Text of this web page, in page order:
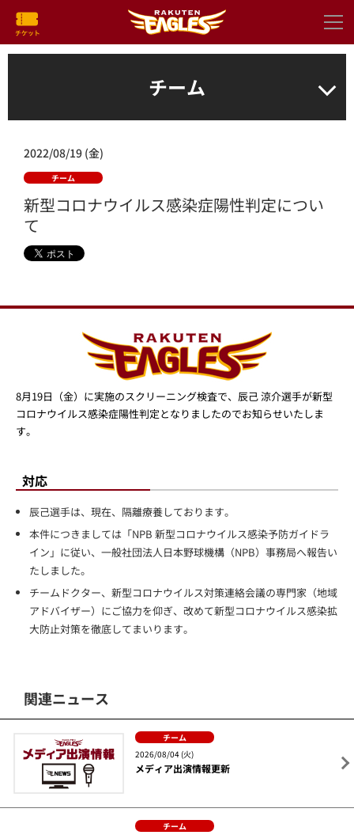
チーム
2022/08/19 (金)
チーム
新型コロナウイルス感染症陽性判定につい
て
8月19日（金）に実施のスクリーニング検査で、辰己 涼介選手が新型
コロナウイルス感染症陽性判定となりましたのでお知らせいたしま
す。
対応
辰己選手は、現在、隔離療養しております。
本件につきましては「NPB 新型コロナウイルス感染予防ガイドラ
イン」に従い、一般社団法人日本野球機構（NPB）事務局へ報告い
たしました。
チームドクター、新型コロナウイルス対策連絡会議の専門家（地域
アドバイザー）にご協力を仰ぎ、改めて新型コロナウイルス感染拡
大防止対策を徹底してまいります。
関連ニュース
チーム
2026/08/04 (火)
メディア出演情報更新
チーム